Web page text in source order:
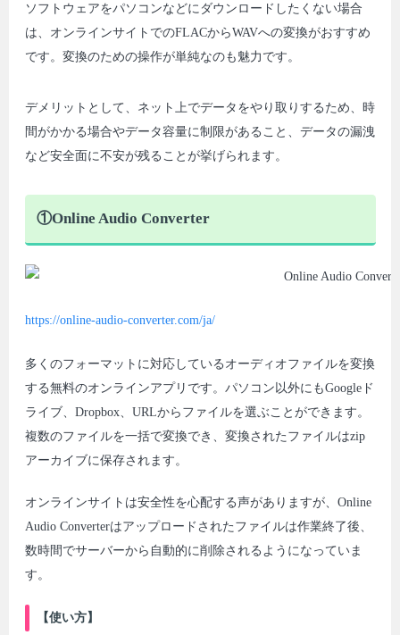
ソフトウェアをパソコンなどにダウンロードしたくない場合
は、オンラインサイトでのFLACからWAVへの変換がおすすめ
です。変換のための操作が単純なのも魅力です。
デメリットとして、ネット上でデータをやり取りするため、時
間がかかる場合やデータ容量に制限があること、データの漏洩
など安全面に不安が残ることが挙げられます。
①Online Audio Converter
https://online-audio-converter.com/ja/
多くのフォーマットに対応しているオーディオファイルを変換
する無料のオンラインアプリです。パソコン以外にもGoogleド
ライブ、Dropbox、URLからファイルを選ぶことができます。
複数のファイルを一括で変換でき、変換されたファイルはzip
アーカイブに保存されます。
オンラインサイトは安全性を心配する声がありますが、Online
Audio Converterはアップロードされたファイルは作業終了後、
数時間でサーバーから自動的に削除されるようになっていま
す。
【使い方】